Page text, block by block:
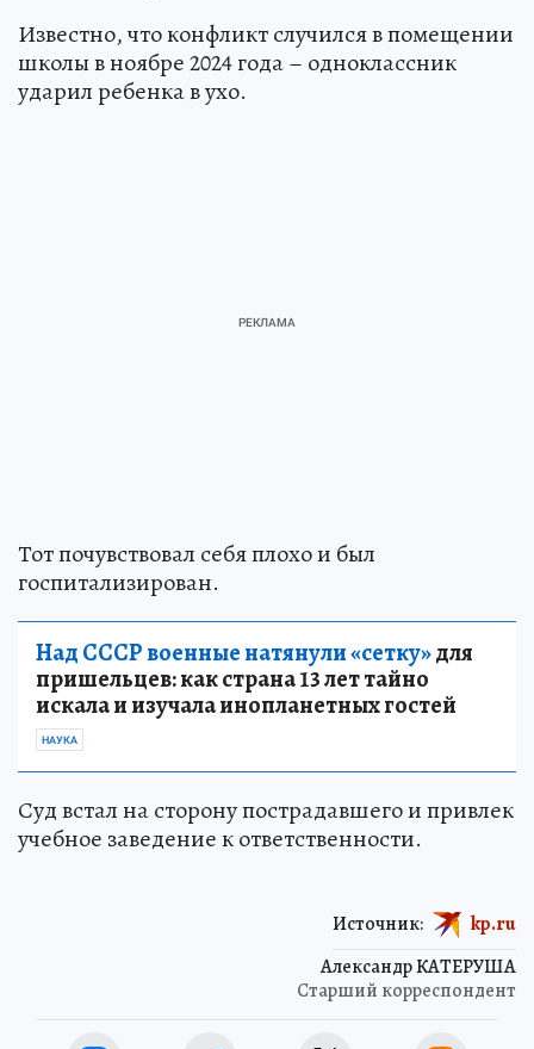
Известно, что конфликт случился в помещении
школы в ноябре 2024 года – одноклассник
ударил ребенка в ухо.
Тот почувствовал себя плохо и был
госпитализирован.
Над СССР военные натянули «сетку»для
пришельцев: как страна 13 лет тайно
искала и изучала инопланетных гостей
НАУКА
Суд встал на сторону пострадавшего и привлек
учебное заведение к ответственности.
Александр КАТЕРУША
Старший корреспондент
Источник: kp.ru